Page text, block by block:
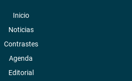
Inicio
Noticias
Contrastes
Agenda
Editorial